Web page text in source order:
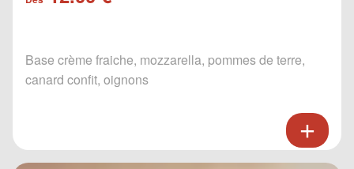
Base crème fraiche, mozzarella, pommes de terre,
canard confit, oignons